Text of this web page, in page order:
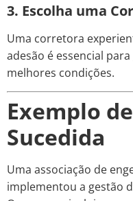
3. Escolha uma
Uma corretora
adesão é essencial
melhores condições.
Exemplo
Sucedida
Uma associação de
implementou a gestão